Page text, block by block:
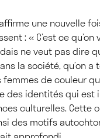
une nouvelle
: « C’est ce
ne veut pas dire
la société, qu’on a
femmes de couleur
des identités qui est
culturelles. Cette
des motifs